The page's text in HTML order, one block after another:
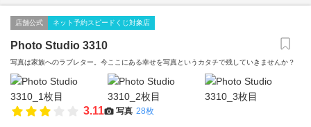
店舗公式 ネット予約スピードくじ対象店
Photo Studio 3310
写真は家族へのラブレター。今ここにある幸せを写真というカタチで残していきませんか？
3.11 写真 28枚